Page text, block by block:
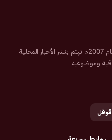
صحيفة إلكترونية سعودية تم تأسيسها عام 2007م تهتم بنشر الأخبار المحلية
وموضوعية